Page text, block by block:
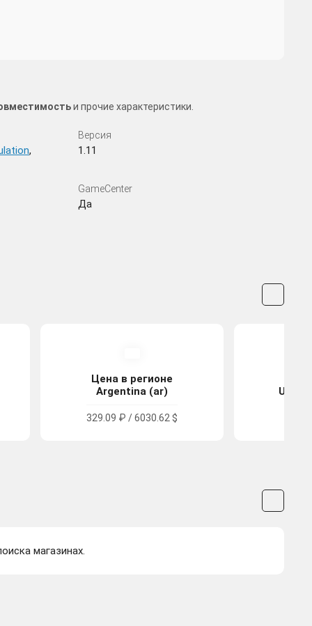
и прочие характеристики.
,
Версия
1.11
GameCenter
Да
Цена в регионе
Argentina (ar)
329.09 ₽ / 6030.62 $
магазинах.